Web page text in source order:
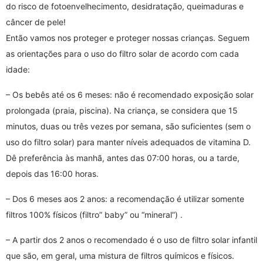
do risco de fotoenvelhecimento, desidratação, queimaduras e
câncer de pele!
Então vamos nos proteger e proteger nossas crianças. Seguem
as orientações para o uso do filtro solar de acordo com cada
idade:
– Os bebês até os 6 meses: não é recomendado exposição solar
prolongada (praia, piscina). Na criança, se considera que 15
minutos, duas ou três vezes por semana, são suficientes (sem o
uso do filtro solar) para manter níveis adequados de vitamina D.
Dê preferência às manhã, antes das 07:00 horas, ou a tarde,
depois das 16:00 horas.
– Dos 6 meses aos 2 anos: a recomendação é utilizar somente
filtros 100% físicos (filtro” baby” ou “mineral”) .
– A partir dos 2 anos o recomendado é o uso de filtro solar infantil
que são, em geral, uma mistura de filtros químicos e físicos.